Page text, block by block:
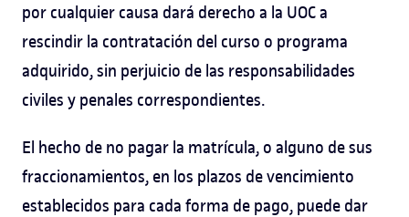
por cualquier causa dará derecho a la UOC a
rescindir la contratación del curso o programa
adquirido, sin perjuicio de las responsabilidades
civiles y penales correspondientes.
El hecho de no pagar la matrícula, o alguno de sus
fraccionamientos, en los plazos de vencimiento
establecidos para cada forma de pago, puede dar